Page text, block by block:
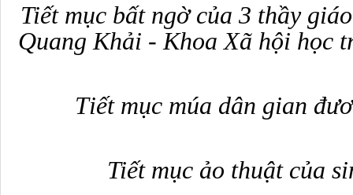
Tiết mục bất ngờ của 3 thầy
Quang Khải - Khoa Xã hội học
Tiết mục múa dân gian
Tiết mục ảo thuậtcủa